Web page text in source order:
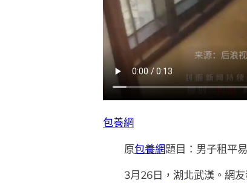
包養網
原包養網題目：男子租平
3月26日，湖北武漢。網